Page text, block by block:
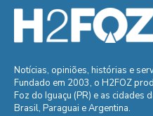
Notícias, opiniões, histórias e
Fundado em 2003, o H2FOZ
Foz do Iguaçu (PR) e as cidades
Brasil, Paraguai e Argentina.